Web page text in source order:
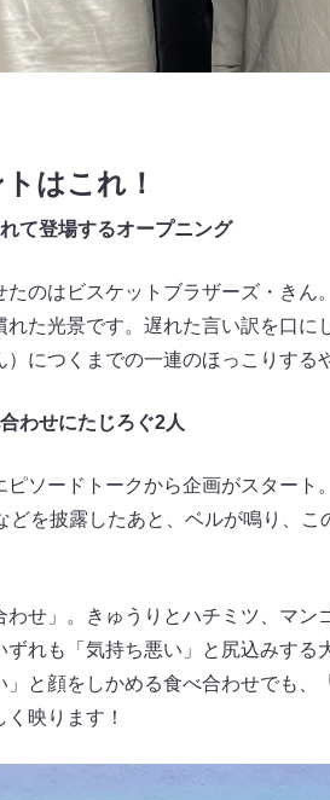
はこれ！
て登場するオープニング
のはビスケットブラザーズ・きん
れた光景です。遅れた言い訳を口
につくまでの一連のほっこりする
わせにたじろぐ2人
ピソードトークから企画がスター
を披露したあと、ベルが鳴り、こ
せ」。きゅうりとハチミツ、マ
れも「気持ち悪い」と尻込みする
と顔をしかめる食べ合わせでも
映ります！